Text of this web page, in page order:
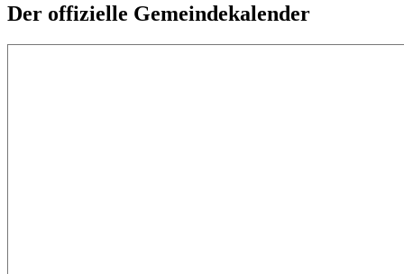
Der offizielle Gemeindekalender